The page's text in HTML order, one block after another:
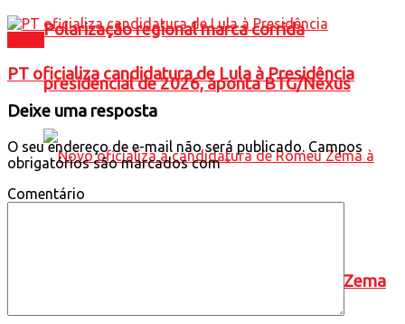
Polarização regional marca corrida
presidencial de 2026, aponta BTG/Nexus
Novo oficializa a candidatura de Romeu Zema
PT oficializa candidatura de Lula à Presidência
Deixe uma resposta
O seu endereço de e-mail não será publicado. Campos
obrigatórios são marcados com*
Comentário